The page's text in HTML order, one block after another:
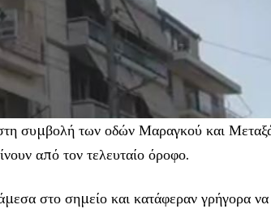
συμβολή των οδών Μαραγκού και
από τον τελευταίο όροφο.
στο σημείο και κατάφεραν γρήγορα να